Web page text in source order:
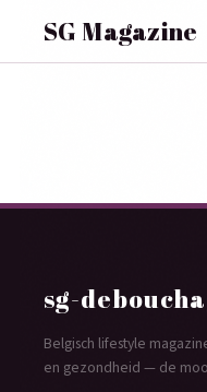
SG Magazine
sg-
Belgisch lifestyle
en gezondheid — de